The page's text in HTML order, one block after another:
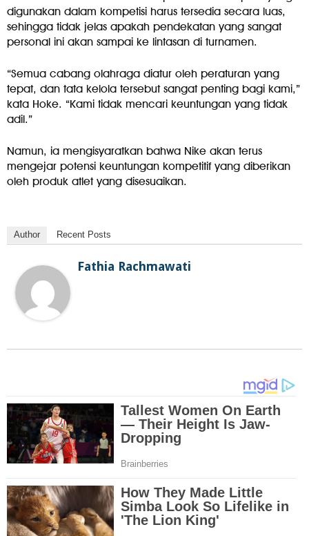
digunakan dalam kompetisi harus tersedia secara luas,
sehingga tidak jelas apakah pendekatan yang sangat
personal ini akan sampai ke lintasan di turnamen.
“Semua cabang olahraga diatur oleh peraturan yang
tepat, dan tata kelola tersebut sangat penting bagi kami,”
kata Hoke. “Kami tidak mencari keuntungan yang tidak
adil.”
Namun, ia mengisyaratkan bahwa Nike akan terus
mengejar potensi keuntungan kompetitif yang diberikan
oleh produk atlet yang disesuaikan.
Author Recent Posts
Fathia Rachmawati